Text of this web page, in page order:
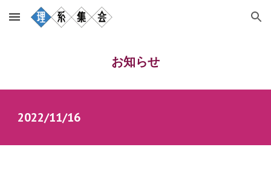
Skip to main content Skip to navigation
お知らせ
2022/11/16